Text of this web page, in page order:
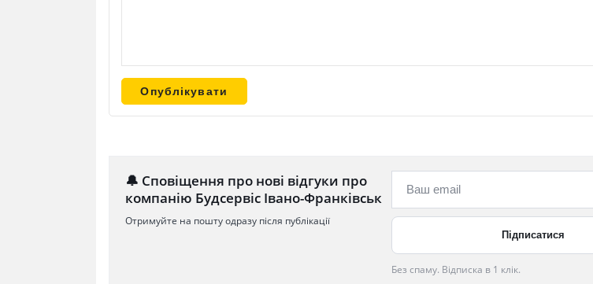
🔔 Сповіщення про нові відгуки про
компанію Будсервіс Івано-Франківськ
Отримуйте на пошту одразу після публікації
Без спаму. Відписка в 1 клік.